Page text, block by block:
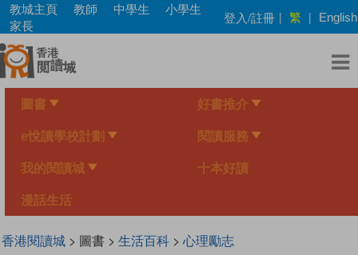
Skip
main
content
教城主頁 教師 中學生
小學生
家長
登入/註冊 | 繁 | English
圖書 好書推介
e悅讀學校計劃 閱讀服務
我的閱讀城 十本好讀
漫話生活
香港閱讀城> 圖書 > 生活百科> 心理勵志